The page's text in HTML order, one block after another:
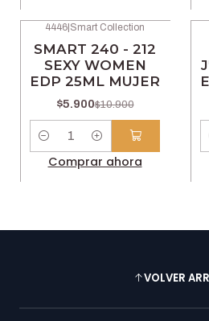
4446|Smart Collection
SMART 240 - 212
SEXY WOMEN
EDP 25ML MUJER
$5.900$10.900
Cantidad
Comprar ahora
VOLVER